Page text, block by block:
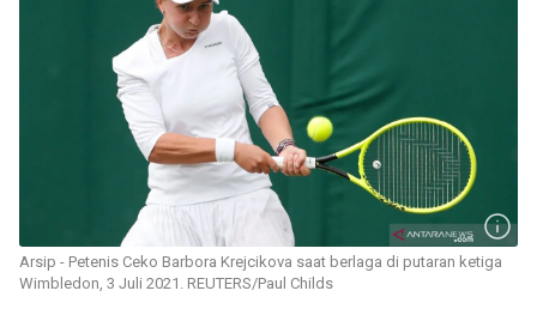
Arsip - Petenis Ceko Barbora Krejcikova saat berlaga di putaran ketiga
Wimbledon, 3 Juli 2021. REUTERS/Paul Childs